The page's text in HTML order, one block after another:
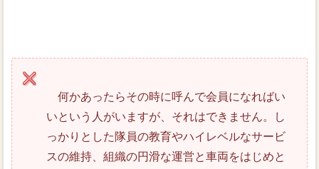
何かあったらその時に呼んで会員になればい
いという人がいますが、それはできません。し
っかりとした隊員の教育やハイレベルなサービ
スの維持、組織の円滑な運営と車両をはじめと